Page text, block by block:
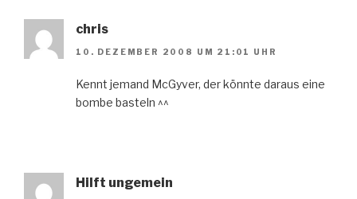
chris
10. DEZEMBER 2008 UM 21:01 UHR
Kennt jemand McGyver, der könnte daraus eine
bombe basteln ^^
Hilft ungemein